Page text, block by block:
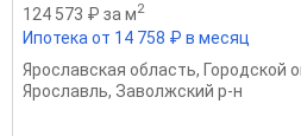
124 573 ₽ за м2
Ипотека от 14 758 ₽ в месяц
Ярославская область, Городской
Ярославль, Заволжский р-н